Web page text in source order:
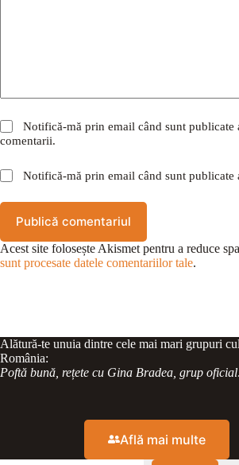
Notifică-mă prin email când sunt publicate
comentarii.
Notifică-mă prin email când sunt publicate
Publică comentariul
Acest site folosește Akismet pentru a reduce
sunt procesate datele comentariilor tale.
Alătură-te unuia dintre cele mai mari grupuri
România:
Poftă bună, rețete cu Gina Bradea, grup oficial.
Află mai multe